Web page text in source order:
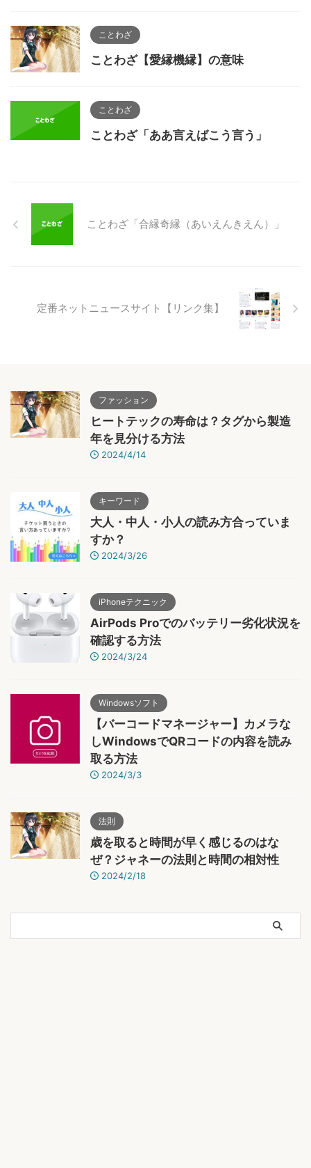
ことわざ
ことわざ【愛縁機縁】の意味
ことわざ
ことわざ「ああ言えばこう言う」
ことわざ「合縁奇縁（あいえんきえん）」
定番ネットニュースサイト【リンク集】
ファッション
ヒートテックの寿命は？タグから製造
年を見分ける方法
2024/4/14
キーワード
大人・中人・小人の読み方合っていま
すか？
2024/3/26
iPhoneテクニック
AirPods Proでのバッテリー劣化状況を
確認する方法
2024/3/24
Windowsソフト
【バーコードマネージャー】カメラな
しWindowsでQRコードの内容を読み
取る方法
2024/3/3
法則
歳を取ると時間が早く感じるのはな
ぜ？ジャネーの法則と時間の相対性
2024/2/18